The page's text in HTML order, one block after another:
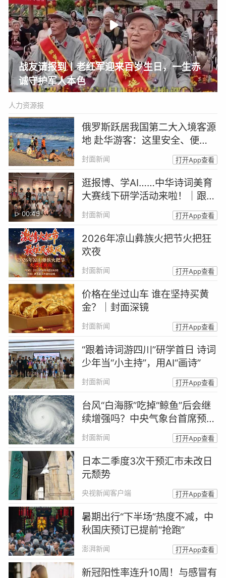
战友请报到丨老红军迎来百岁生日，一生赤
诚守护军人本色
人力资源报
俄罗斯跃居我国第二大入境客源
地 赴华游客：这里安全、便
利、性价比高
封面新闻 打开App查看
00:45
逛报博、学AI……中华诗词美育
大赛线下研学活动来啦！｜跟着
诗词游四川
封面新闻 打开App查看
2026年凉山彝族火把节火把狂
欢夜
封面新闻 打开App查看
价格在坐过山车 谁在坚持买黄
金？｜封面深镜
封面新闻 打开App查看
“跟着诗词游四川”研学首日 诗词
少年当“小主持”，用AI“画诗”
封面新闻 打开App查看
台风“白海豚”吃掉“鲸鱼”后会继
续增强吗？中央气象台首席预报
员答封面新闻
封面新闻 打开App查看
日本二季度3次干预汇市未改日
元颓势
央视新闻客户端 打开App查看
暑期出行“下半场”热度不减，中
秋国庆预订已提前“抢跑”
澎湃新闻 打开App查看
新冠阳性率连升10周！与感冒有